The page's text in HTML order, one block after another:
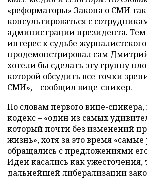
«реформаторы» Закона о СМИ
консультироваться с
администрации президента. Тем
интерес к судьбе
продемонстрировал сам
хотели бы сделать эту группу
которой обсудить все точки
СМИ», – сообщил вице-спикер.
По словам первого вице-
кодекс – «один из самых
который почти без изменений
жизнь», хотя за это время
обращались с предложениями
Идеи касались как ужесточения,
дальнейшей либерализации